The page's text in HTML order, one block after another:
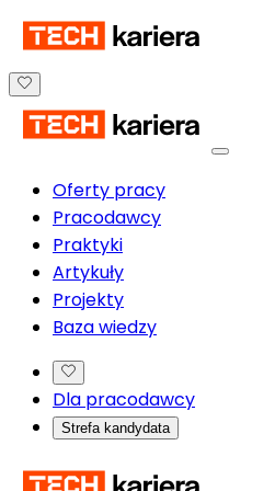
Oferty pracy
Pracodawcy
Praktyki
Artykuły
Projekty
Baza wiedzy
Dla pracodawcy
Strefa kandydata